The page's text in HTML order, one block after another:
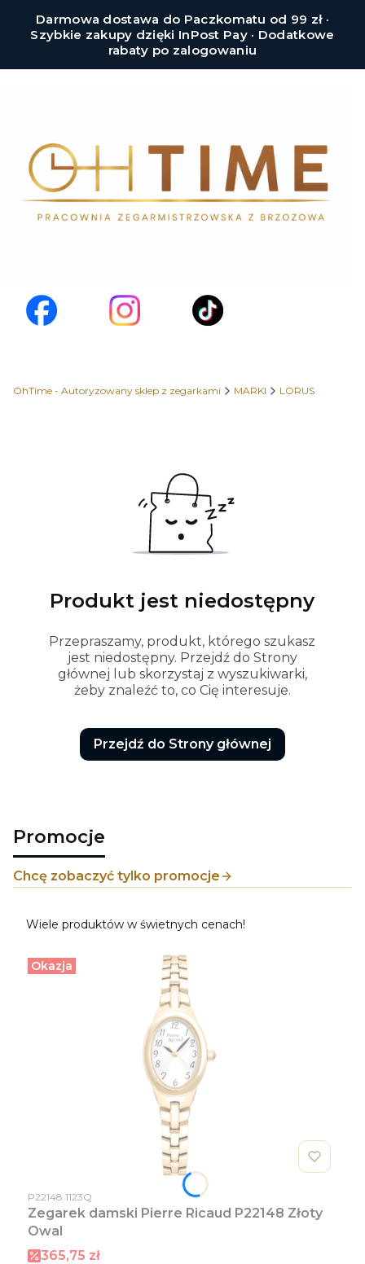
Darmowa dostawa do Paczkomatu od 99 zł ·
Szybkie zakupy dzięki InPost Pay · Dodatkowe
rabaty po zalogowaniu
OhTime - Autoryzowany sklep z zegarkami MARKI LORUS
Produkt jest niedostępny
Przepraszamy, produkt, którego szukasz
jest niedostępny. Przejdź do Strony
głównej lub skorzystaj z wyszukiwarki,
żeby znaleźć to, co Cię interesuje.
Przejdź do Strony głównej
Promocje
Chcę zobaczyć tylko promocje
Wiele produktów w świetnych cenach!
Okazja
Kod produktu
P22148.1123Q
Zegarek damski Pierre Ricaud P22148 Złoty
Owal
Cena promocyjna
365,75 zł